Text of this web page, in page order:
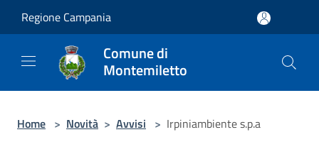
Regione Campania
Comune di
Montemiletto
Home > Novità > Avvisi > Irpiniambiente s.p.a